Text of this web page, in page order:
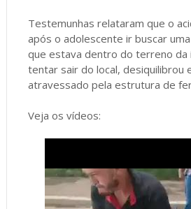
Testemunhas relataram que o
após o adolescente ir buscar
que estava dentro do terreno da
tentar sair do local, desiquilibrou
atravessado pela estrutura de
Veja os vídeos: